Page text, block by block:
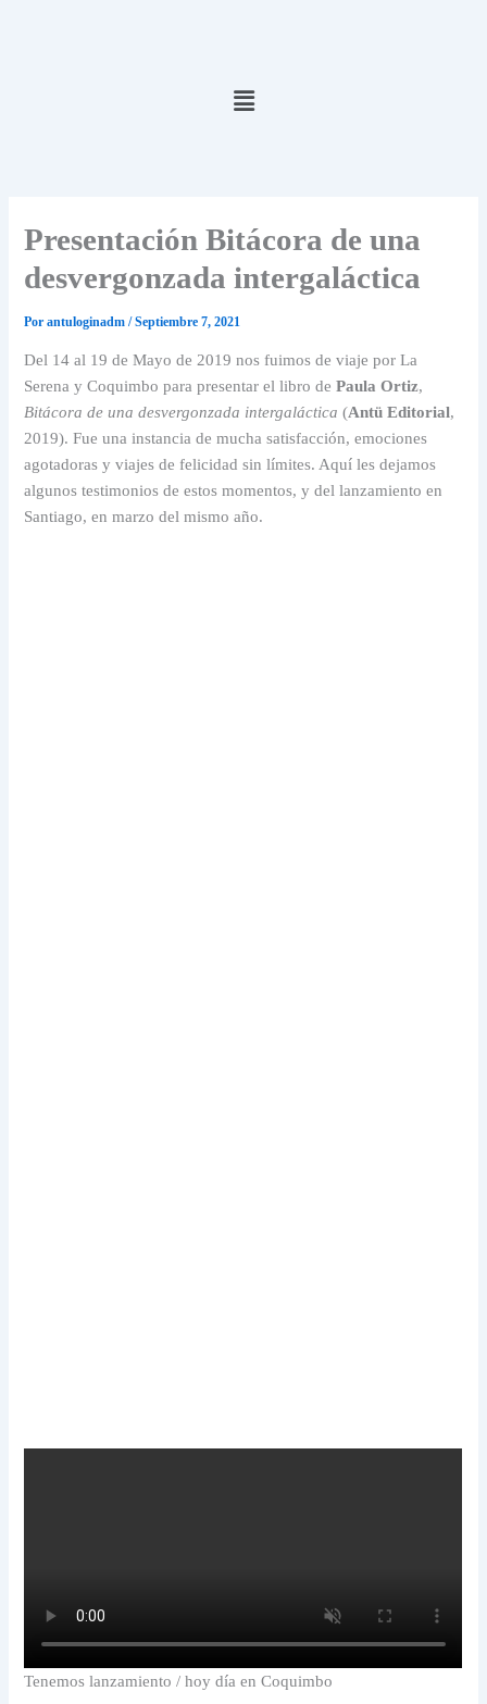
Menú
Presentación Bitácora de una
desvergonzada intergaláctica
Porantuloginadm/Septiembre 7, 2021
Del 14 al 19 de Mayo de 2019 nos fuimos de viaje por La
Serena y Coquimbo para presentar el libro dePaula Ortiz,
Bitácora de una desvergonzada intergaláctica (Antü Editorial,
2019). Fue una instancia de mucha satisfacción, emociones
agotadoras y viajes de felicidad sin límites. Aquí les dejamos
algunos testimonios de estos momentos, y del lanzamiento en
Santiago, en marzo del mismo año.
Tenemos lanzamiento / hoy día en Coquimbo